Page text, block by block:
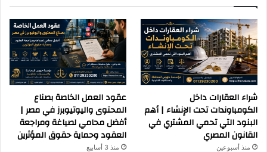
شراء العقارات داخل
الكومباوندات تحت الإنشاء | أهم
البنود التي تحمي المشتري في
القانون المصري
منذ أسبوعين
عقود العمل الخاصة بصناع
المحتوى واليوتيوبرز في مصر |
أفضل محامي لصياغة ومراجعة
العقود وحماية حقوق المؤثرين
منذ 3 أسابيع